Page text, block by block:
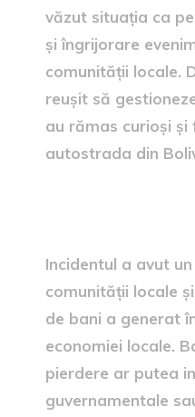
văzut situația ca
și îngrijorare
comunității locale.
reușit să
au rămas curioși
autostrada din
Incidentul a avut
comunității locale
de bani a generat
economiei locale.
pierdere ar putea
guvernamentale